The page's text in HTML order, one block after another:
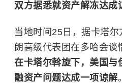
双方据悉就资产解冻达成
当地时间25日，据卡塔
朗高级代表团在多哈会谈
在卡塔尔斡旋下，美国与
融资产问题达成一项谅解。